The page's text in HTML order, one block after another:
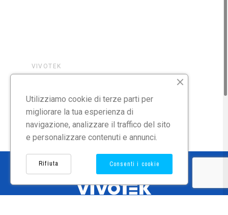
VIVOTEK
Utilizziamo cookie di terze parti per
migliorare la tua esperienza di
navigazione, analizzare il traffico del sito
e personalizzare contenuti e annunci.
Consenti i cookie
Rifiuta